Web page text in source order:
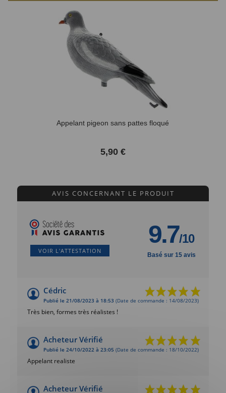
Appelant pigeon sans pattes floqué
5,90 €
AVIS CONCERNANT LE PRODUIT
VOIR L'ATTESTATION
9.7/10
Basé sur 15 avis
Cédric
Publié le 21/08/2023 à 18:53 (Date de commande : 14/08/2023)
Très bien, formes très réalistes !
Acheteur Vérifié
Publié le 24/10/2022 à 23:05 (Date de commande : 18/10/2022)
Appelant realiste
Acheteur Vérifié